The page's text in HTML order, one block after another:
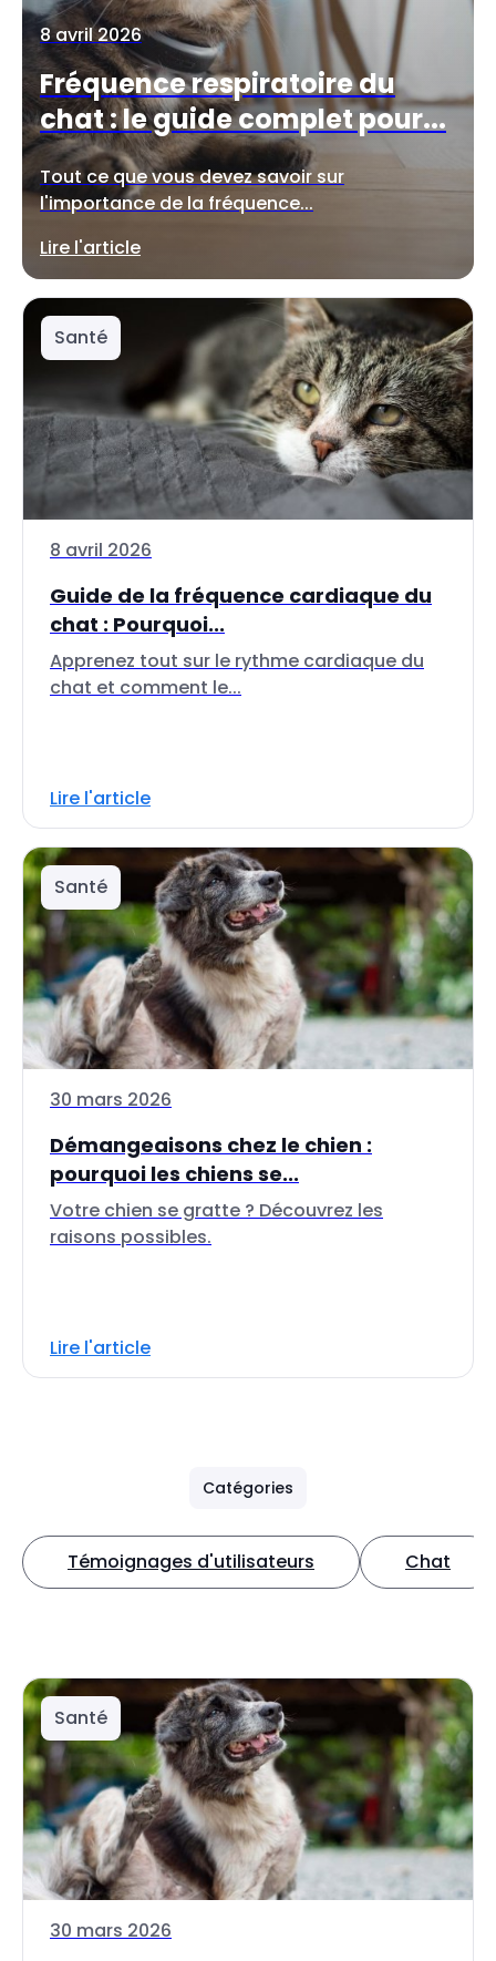
8 avril 2026
Fréquence respiratoire du
chat : le guide complet pour...
Tout ce que vous devez savoir sur
l'importance de la fréquence...
Lire l'article
Santé
8 avril 2026
Guide de la fréquence cardiaque du
chat : Pourquoi...
Apprenez tout sur le rythme cardiaque du
chat et comment le...
Lire l'article
Santé
30 mars 2026
Démangeaisons chez le chien :
pourquoi les chiens se...
Votre chien se gratte ? Découvrez les
raisons possibles.
Lire l'article
Catégories
Témoignages d'utilisateurs Chat
Santé
30 mars 2026